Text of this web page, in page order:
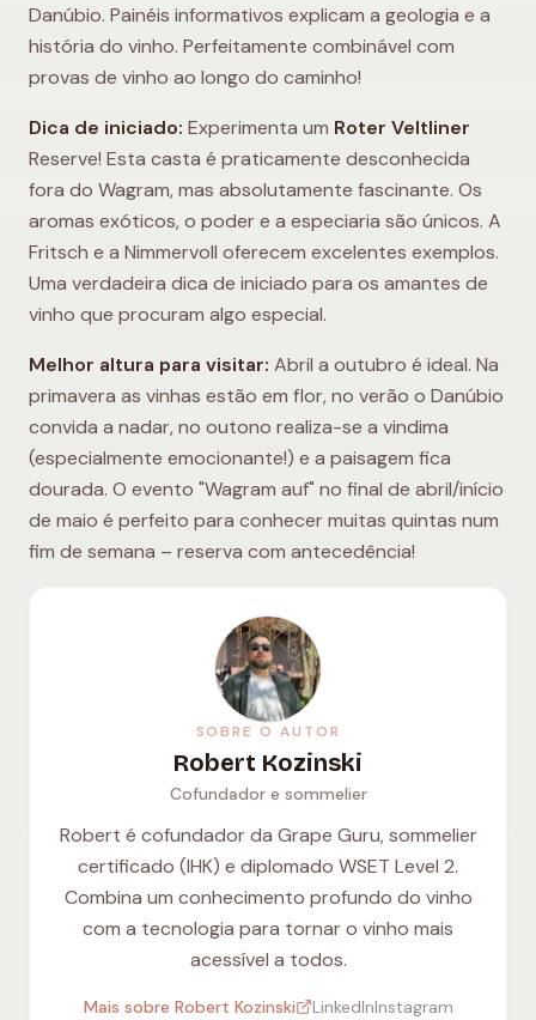
Danúbio. Painéis informativos explicam a geologia e a
história do vinho. Perfeitamente combinável com
provas de vinho ao longo do caminho!
Dica de iniciado: Experimenta um Roter Veltliner
Reserve! Esta casta é praticamente desconhecida
fora do Wagram, mas absolutamente fascinante. Os
aromas exóticos, o poder e a especiaria são únicos. A
Fritsch e a Nimmervoll oferecem excelentes exemplos.
Uma verdadeira dica de iniciado para os amantes de
vinho que procuram algo especial.
Melhor altura para visitar: Abril a outubro é ideal. Na
primavera as vinhas estão em flor, no verão o Danúbio
convida a nadar, no outono realiza-se a vindima
(especialmente emocionante!) e a paisagem fica
dourada. O evento "Wagram auf" no final de abril/início
de maio é perfeito para conhecer muitas quintas num
fim de semana – reserva com antecedência!
SOBRE O AUTOR
Robert Kozinski
Cofundador e sommelier
Robert é cofundador da Grape Guru, sommelier
certificado (IHK) e diplomado WSET Level 2.
Combina um conhecimento profundo do vinho
com a tecnologia para tornar o vinho mais
acessível a todos.
Mais sobre Robert Kozinski LinkedInInstagram